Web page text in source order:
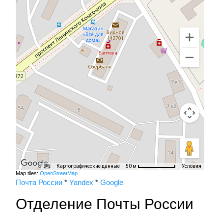
Картографические данные 50 м Условия
Map tiles: OpenStreetMap
Почта России * Yandex * Google
Отделение Почты России